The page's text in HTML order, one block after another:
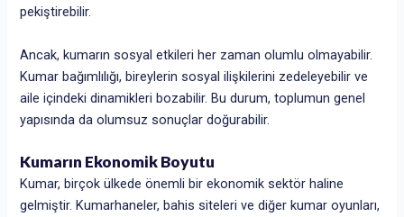
pekiştirebilir.
Ancak, kumarın sosyal etkileri her zaman olumlu olmayabilir.
Kumar bağımlılığı, bireylerin sosyal ilişkilerini zedeleyebilir ve
aile içindeki dinamikleri bozabilir. Bu durum, toplumun genel
yapısında da olumsuz sonuçlar doğurabilir.
Kumarın Ekonomik Boyutu
Kumar, birçok ülkede önemli bir ekonomik sektör haline
gelmiştir. Kumarhaneler, bahis siteleri ve diğer kumar oyunları,